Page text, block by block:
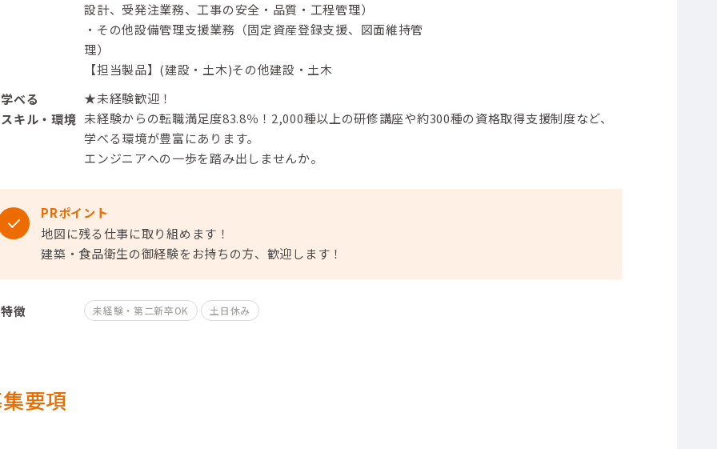
設計、受発注業務、工事の安全・品質・工程管理）
・その他設備管理支援業務（固定資産登録支援、図面維持管
理）
【担当製品】(建設・土木)その他建設・土木
学べる
スキル・環境
★未経験歓迎！
未経験からの転職満足度83.8％！2,000種以上の研修講座や約300種の資格取得支援制度など、
学べる環境が豊富にあります。
エンジニアへの一歩を踏み出しませんか。
PRポイント
地図に残る仕事に取り組めます！
建築・食品衛生の御経験をお持ちの方、歓迎します！
特徴 未経験・第二新卒OK 土日休み
要項